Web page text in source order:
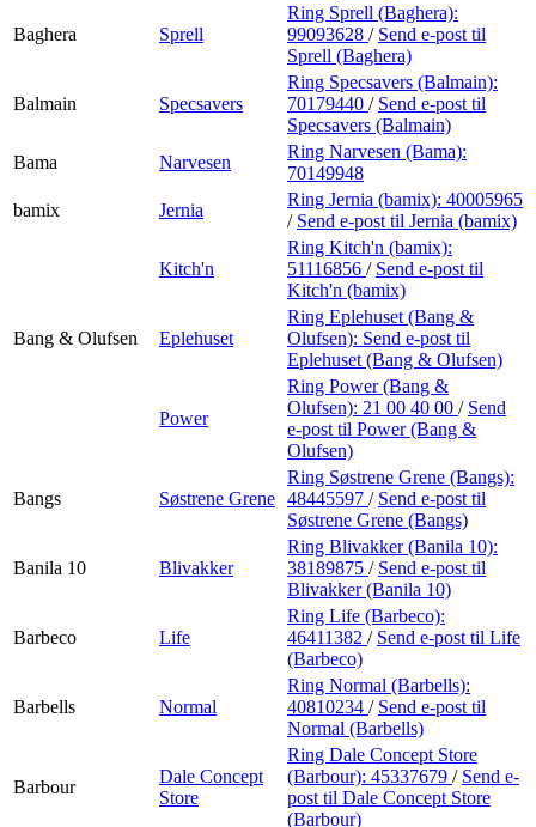
Baghera Sprell
Ring Sprell (Baghera):
99093628 / Send e-post til
Sprell (Baghera)
Balmain Specsavers
Ring Specsavers (Balmain):
70179440 / Send e-post til
Specsavers (Balmain)
Bama
Narvesen
Ring Narvesen (Bama):
70149948
bamix
Jernia
Ring Jernia (bamix): 40005965
/ Send e-post til Jernia (bamix)
Kitch'n
Ring Kitch'n (bamix):
51116856 / Send e-post til
Kitch'n (bamix)
Bang & Olufsen Eplehuset
Ring Eplehuset (Bang &
Olufsen): Send e-post til
Eplehuset (Bang & Olufsen)
Power
Ring Power (Bang &
Olufsen): 21 00 40 00 / Send
e-post til Power (Bang &
Olufsen)
Bangs Søstrene Grene
Ring Søstrene Grene (Bangs):
48445597 / Send e-post til
Søstrene Grene (Bangs)
Banila 10 Blivakker
Ring Blivakker (Banila 10):
38189875 / Send e-post til
Blivakker (Banila 10)
Barbeco Life
Ring Life (Barbeco):
46411382 / Send e-post til Life
(Barbeco)
Barbells Normal
Ring Normal (Barbells):
40810234 / Send e-post til
Normal (Barbells)
Barbour
Dale Concept
Store
Ring Dale Concept Store
(Barbour): 45337679 / Send e-
post til Dale Concept Store
(Barbour)